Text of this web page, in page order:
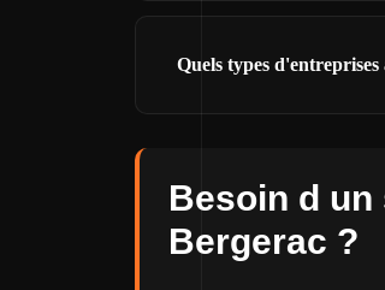
Quels types
Besoin d
Bergerac ?